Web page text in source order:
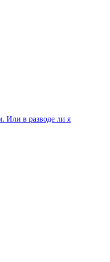
Или в разводе ли я